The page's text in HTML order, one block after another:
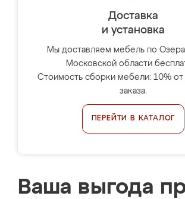
Доставка
и установка
Мы доставляем мебель по
Московской области
Стоимость сборки мебели: 10% от
заказа.
ПЕРЕЙТИ В КАТАЛОГ
Ваша выгода